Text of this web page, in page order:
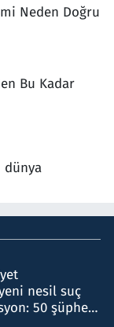
Neden Doğru
Bu Kadar
dünya
yeni nesil suç
50 şüpheli